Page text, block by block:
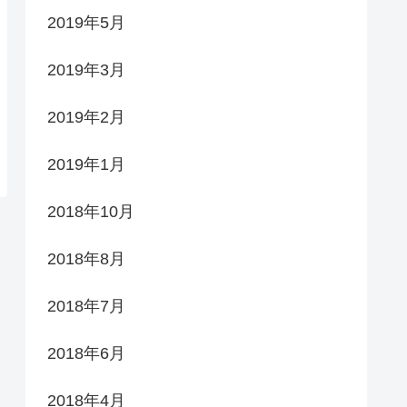
2019年5月
2019年3月
2019年2月
2019年1月
2018年10月
2018年8月
2018年7月
2018年6月
2018年4月